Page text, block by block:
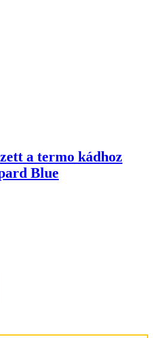
a termo kádhoz
Blue